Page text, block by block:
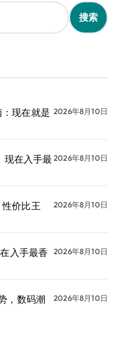
：现在就是 2026年8月10日
现在入手最2026年8月10日
性价比王
2026年8月10日
入手最香
2026年8月10日
，数码潮
2026年8月10日